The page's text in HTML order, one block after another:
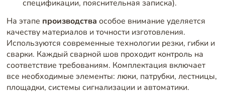
спецификации, пояснительная записка).
На этапе производства особое внимание уделяется
качеству материалов и точности изготовления.
Используются современные технологии резки, гибки и
сварки. Каждый сварной шов проходит контроль на
соответствие требованиям. Комплектация включает
все необходимые элементы: люки, патрубки, лестницы,
площадки, системы сигнализации и автоматики.